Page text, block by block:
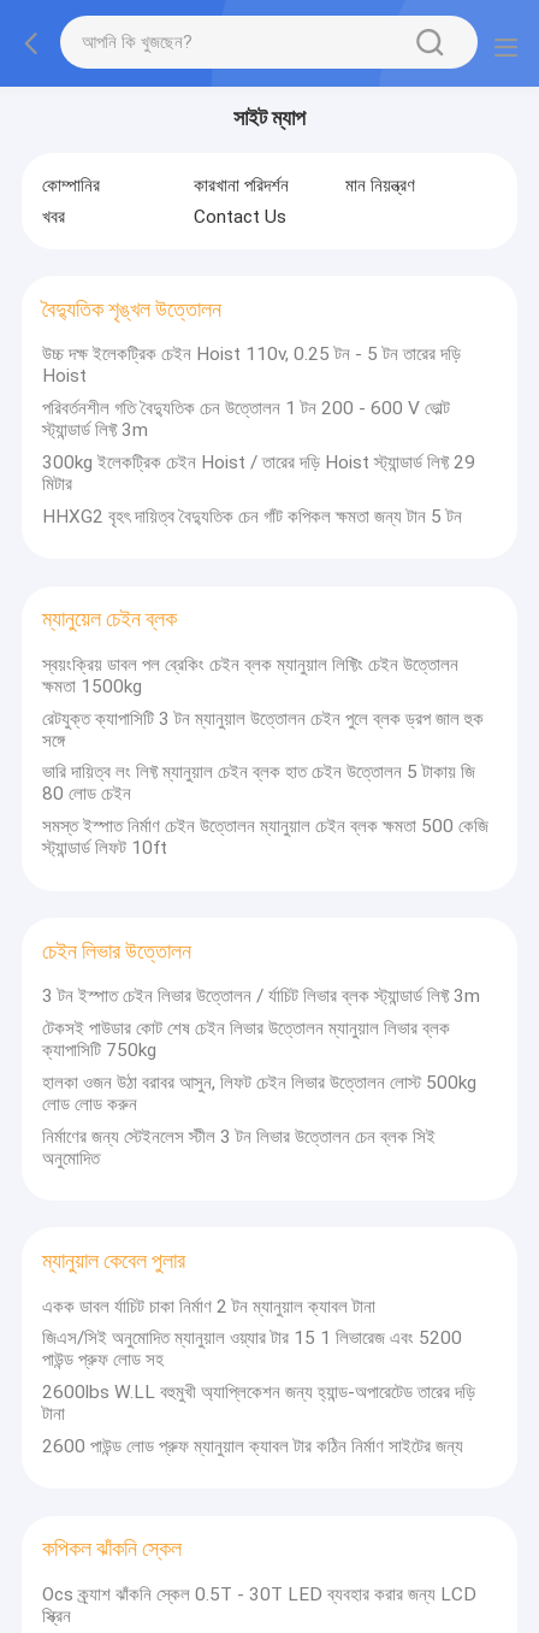
সাইট ম্যাপ
কোম্পানির কারখানা পরিদর্শন
মান নিয়ন্ত্রণ
খবর
Contact Us
বৈদ্যুতিক শৃঙ্খল উত্তোলন
উচ্চ দক্ষ ইলেকট্রিক চেইন Hoist 110v, 0.25 টন - 5 টন তারের দড়ি
Hoist
পরিবর্তনশীল গতি বৈদ্যুতিক চেন উত্তোলন 1 টন 200 - 600 V ভোল্ট
স্ট্যান্ডার্ড লিফ্ট 3m
300kg ইলেকট্রিক চেইন Hoist / তারের দড়ি Hoist স্ট্যান্ডার্ড লিফ্ট 29
মিটার
HHXG2 বৃহৎ দায়িত্ব বৈদ্যুতিক চেন গাঁট কপিকল ক্ষমতা জন্য টান 5 টন
ম্যানুয়েল চেইন ব্লক
স্বয়ংক্রিয় ডাবল পল ব্রেকিং চেইন ব্লক ম্যানুয়াল লিফ্টিং চেইন উত্তোলন
ক্ষমতা 1500kg
রেটযুক্ত ক্যাপাসিটি 3 টন ম্যানুয়াল উত্তোলন চেইন পুলে ব্লক ড্রপ জাল হুক
সঙ্গে
ভারি দায়িত্ব লং লিফ্ট ম্যানুয়াল চেইন ব্লক হাত চেইন উত্তোলন 5 টাকায় জি
80 লোড চেইন
সমস্ত ইস্পাত নির্মাণ চেইন উত্তোলন ম্যানুয়াল চেইন ব্লক ক্ষমতা 500 কেজি
স্ট্যান্ডার্ড লিফট 10ft
চেইন লিভার উত্তোলন
3 টন ইস্পাত চেইন লিভার উত্তোলন / র্যাচিট লিভার ব্লক স্ট্যান্ডার্ড লিফ্ট 3m
টেকসই পাউডার কোট শেষ চেইন লিভার উত্তোলন ম্যানুয়াল লিভার ব্লক
ক্যাপাসিটি 750kg
হালকা ওজন উঠা বরাবর আসুন, লিফট চেইন লিভার উত্তোলন লোস্ট 500kg
লোড লোড করুন
নির্মাণের জন্য স্টেইনলেস স্টীল 3 টন লিভার উত্তোলন চেন ব্লক সিই
অনুমোদিত
ম্যানুয়াল কেবেল পুলার
একক ডাবল র্যাচিট চাকা নির্মাণ 2 টন ম্যানুয়াল ক্যাবল টানা
জিএস/সিই অনুমোদিত ম্যানুয়াল ওয়্যার টার 15 1 লিভারেজ এবং 5200
পাউন্ড প্রুফ লোড সহ
2600lbs W.LL বহুমুখী অ্যাপ্লিকেশন জন্য হ্যান্ড-অপারেটেড তারের দড়ি
টানা
2600 পাউন্ড লোড প্রুফ ম্যানুয়াল ক্যাবল টার কঠিন নির্মাণ সাইটের জন্য
কপিকল ঝাঁকনি স্কেল
Ocs ক্র্যাশ ঝাঁকনি স্কেল 0.5T - 30T LED ব্যবহার করার জন্য LCD
স্ক্রিন